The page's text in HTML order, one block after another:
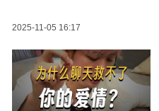
2025-11-05 16:17